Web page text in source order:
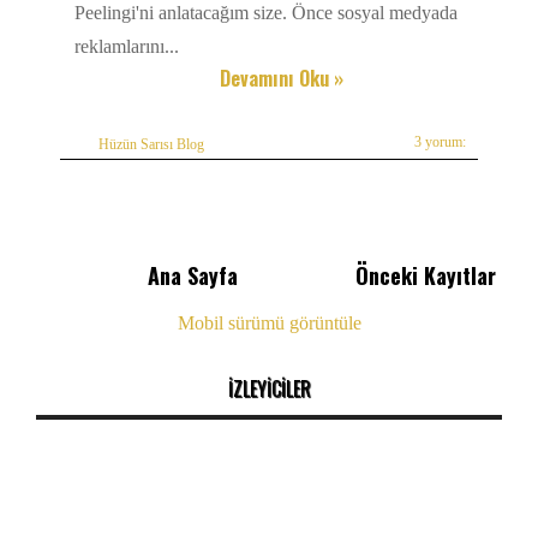
Peelingi'ni anlatacağım size. Önce sosyal medyada
reklamlarını...
Devamını Oku »
Hüzün Sarısı Blog 3 yorum:
Önceki Kayıtlar
Ana Sayfa
Mobil sürümü görüntüle
İZLEYİCİLER